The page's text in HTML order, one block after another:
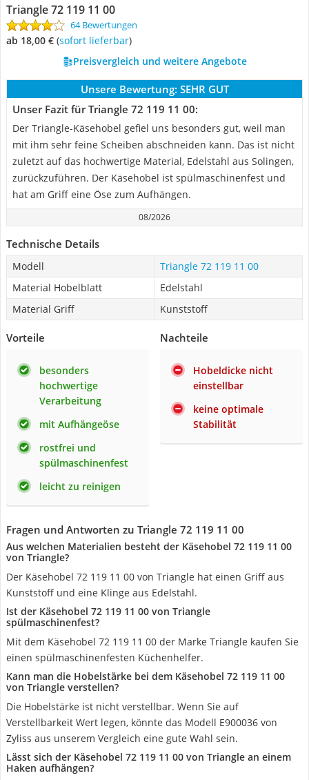
Triangle 72 119 11 00
64 Bewertungen
ab 18,00 € ( Sofort lieferbar)
Preisvergleich und weitere Angebote
Unsere Bewertung: SEHR GUT
Unser Fazit für Triangle 72 119 11 00:
Der Triangle-Käsehobel gefiel uns besonders gut, weil man
mit ihm sehr feine Scheiben abschneiden kann. Das ist nicht
zuletzt auf das hochwertige Material, Edelstahl aus Solingen,
zurückzuführen. Der Käsehobel ist spülmaschinenfest und
hat am Griff eine Öse zum Aufhängen.
08/2026
Technische Details
Modell
Triangle 72 119 11 00
Material Hobelblatt
Edelstahl
Material Griff
Kunststoff
Vorteile
besonders
hochwertige
Verarbeitung
mit Aufhängeöse
rostfrei und
spülmaschinenfest
leicht zu reinigen
Nachteile
Hobeldicke nicht
einstellbar
keine optimale
Stabilität
Fragen und Antworten zu Triangle 72 119 11 00
Aus welchen Materialien besteht der Käsehobel 72 119 11 00
von Triangle?
Der Käsehobel 72 119 11 00 von Triangle hat einen Griff aus
Kunststoff und eine Klinge aus Edelstahl.
Ist der Käsehobel 72 119 11 00 von Triangle
spülmaschinenfest?
Mit dem Käsehobel 72 119 11 00 der Marke Triangle kaufen Sie
einen spülmaschinenfesten Küchenhelfer.
Kann man die Hobelstärke bei dem Käsehobel 72 119 11 00
von Triangle verstellen?
Die Hobelstärke ist nicht verstellbar. Wenn Sie auf
Verstellbarkeit Wert legen, könnte das Modell E900036 von
Zyliss aus unserem Vergleich eine gute Wahl sein.
Lässt sich der Käsehobel 72 119 11 00 von Triangle an einem
Haken aufhängen?